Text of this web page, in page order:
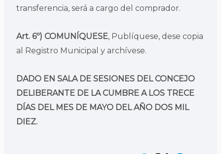
transferencia, será a cargo del comprador.
Art. 6º) COMUNÍQUESE, Publíquese, dese copia
al Registro Municipal y archívese.
DADO EN SALA DE SESIONES DEL CONCEJO
DELIBERANTE DE LA CUMBRE A LOS TRECE
DÍAS DEL MES DE MAYO DEL AÑO DOS MIL
DIEZ.